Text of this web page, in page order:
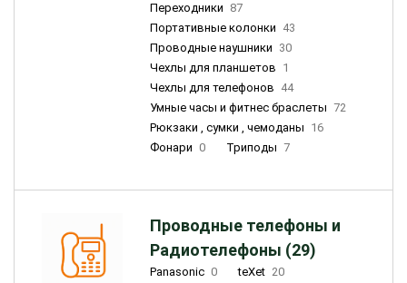
Переходники 87
Портативные колонки 43
Проводные наушники 30
Чехлы для планшетов 1
Чехлы для телефонов 44
Умные часы и фитнес браслеты 72
Рюкзаки , сумки , чемоданы 16
Фонари 0 Триподы 7
Проводные телефоны и
Радиотелефоны (29)
Panasonic 0 teXet 20